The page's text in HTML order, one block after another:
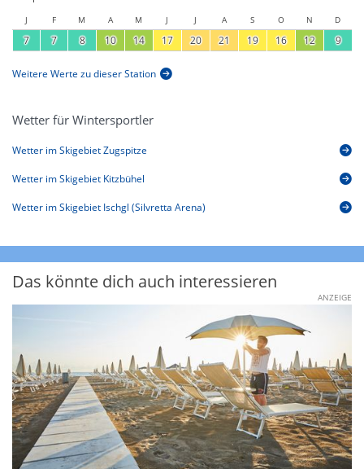
J F M A M J J A S O N D
7 7 8 10 14 17 20 21 19 16 12 9
Weitere Werte zu dieser Station
Wetter für Wintersportler
Wetter im Skigebiet Zugspitze
Wetter im Skigebiet Kitzbühel
Wetter im Skigebiet Ischgl (Silvretta Arena)
Das könnte dich auch interessieren
ANZEIGE